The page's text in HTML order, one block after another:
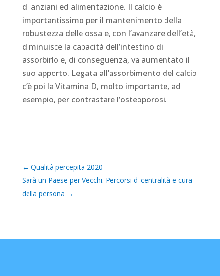
di anziani ed alimentazione. Il calcio è
importantissimo per il mantenimento della
robustezza delle ossa e, con l’avanzare dell’età,
diminuisce la capacità dell’intestino di
assorbirlo e, di conseguenza, va aumentato il
suo apporto. Legata all’assorbimento del calcio
c’è poi la Vitamina D, molto importante, ad
esempio, per contrastare l’osteoporosi.
← Qualità percepita 2020
Sarà un Paese per Vecchi. Percorsi di centralità e cura
della persona →